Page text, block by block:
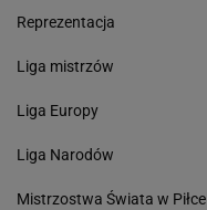
Reprezentacja
Liga mistrzów
Liga Europy
Liga Narodów
Mistrzostwa Świata w Piłce